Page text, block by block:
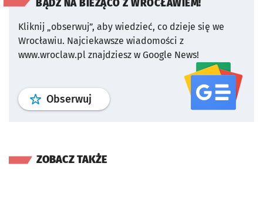
BĄDŹ NA BIEŻĄCO Z WROCŁAWIEM!
Kliknij „obserwuj”, aby wiedzieć, co dzieje się we
Wrocławiu. Najciekawsze wiadomości z
www.wroclaw.pl znajdziesz w Google News!
Obserwuj profil serwisu
ZOBACZ TAKŻE